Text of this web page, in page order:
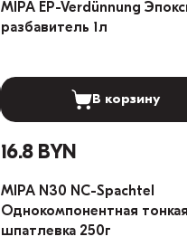
MIPA EP-Verdünnung
разбавитель 1л
В корзину
16.8 BYN
MIPA N30 NC-Spachtel
Однокомпонентная тонкая
шпатлевка 250г